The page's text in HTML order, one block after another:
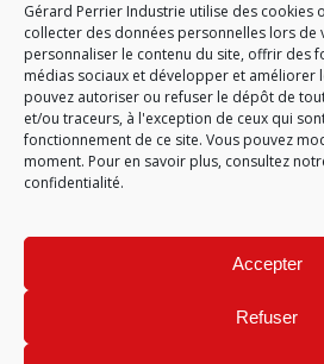
Gérard Perrier Industrie utilise des cookies
collecter des données personnelles lors de
personnaliser le contenu du site, offrir des
médias sociaux et développer et améliorer
pouvez autoriser ou refuser le dépôt de
et/ou traceurs, à l'exception de ceux qui
fonctionnement de ce site. Vous pouvez
moment. Pour en savoir plus, consultez
confidentialité.
Accepter
Refuser
69125 LYON AÉROPORT
FRANCE
ACCUEIL CGA PLAN DU SITE
DONNÉES PERSONNELLES
GÉRARD PERRIER INDUSTRIE –